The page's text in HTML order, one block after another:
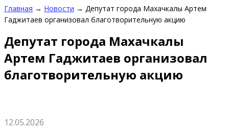
Главная → Новости → Депутат города Махачкалы Артем
Гаджитаев организовал благотворительную акцию
Депутат города Махачкалы
Артем Гаджитаев организовал
благотворительную акцию
12.05.2026